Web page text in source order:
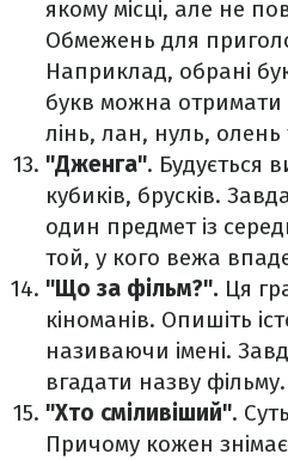
якому місці, але не
Обмежень для
Наприклад, обрані
букв можна
лінь, лан, нуль, олень
"Дженга". Будується
кубиків, брусків.
один предмет із
той, у кого вежа
"Що за фільм?". Ця
кіноманів. Опишіть
називаючи імені.
вгадати назву фільму.
"Хто сміливіший".
Причому кожен